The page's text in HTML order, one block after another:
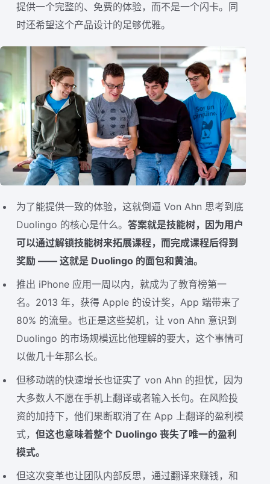
提供一个完整的、免费的体验，而不是一个闪卡。同
时还希望这个产品设计的足够优雅。
为了能提供一致的体验，这就倒逼 Von Ahn 思考到底
Duolingo 的核心是什么。答案就是技能树，因为用户
可以通过解锁技能树来拓展课程，而完成课程后得到
奖励 —— 这就是 Duolingo 的面包和黄油。
推出 iPhone 应用一周以内，就成为了教育榜第一
名。2013 年，获得 Apple 的设计奖，App 端带来了
80% 的流量。也正是这些契机，让 von Ahn 意识到
Duolingo 的市场规模远比他理解的要大，这个事情可
以做几十年那么长。
但移动端的快速增长也证实了 von Ahn 的担忧，因为
大多数人不愿在手机上翻译或者输入长句。在风险投
资的加持下，他们果断取消了在 App 上翻译的盈利模
式，但这也意味着整个 Duolingo 丧失了唯一的盈利
模式。
但这次变革也让团队内部反思，通过翻译来赚钱，和